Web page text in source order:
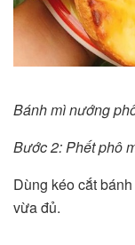
Bánh mì nướng
Bước 2: Phết phô
Dùng kéo cắt
vừa đủ.